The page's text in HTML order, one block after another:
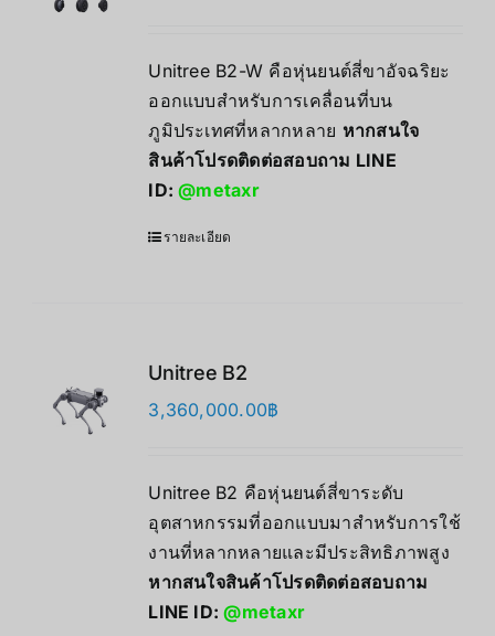
Unitree B2-W คือหุ่นยนต์สี่ขาอัจฉริยะ
ออกแบบสำหรับการเคลื่อนที่บน
ภูมิประเทศที่หลากหลาย หากสนใจ
สินค้าโปรดติดต่อสอบถาม LINE
ID:@metaxr
รายละเอียด
Unitree B2
3,360,000.00฿
Unitree B2 คือหุ่นยนต์สี่ขาระดับ
อุตสาหกรรมที่ออกแบบมาสำหรับการใช้
งานที่หลากหลายและมีประสิทธิภาพสูง
หากสนใจสินค้าโปรดติดต่อสอบถาม
LINE ID:@metaxr